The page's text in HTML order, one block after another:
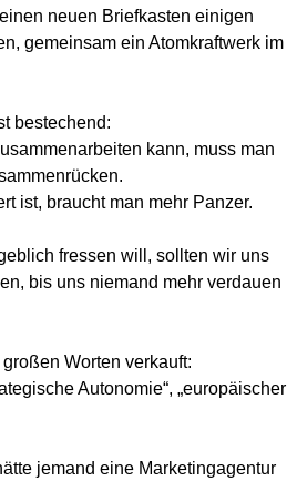
neuen Briefkasten einigen
gemeinsam ein Atomkraftwerk im
bestechend:
kann, muss man
ist, braucht man mehr Panzer.
fressen will, sollten wir uns
bis uns niemand mehr verdauen
Worten verkauft:
Autonomie“, „europäischer
jemand eine Marketingagentur